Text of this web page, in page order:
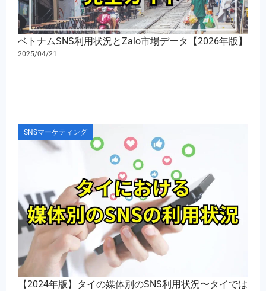
ベトナムSNS利用状況とZalo市場データ【2026年版】
2025/04/21
SNSマーケティング
【2024年版】タイの媒体別のSNS利用状況​〜タイでは